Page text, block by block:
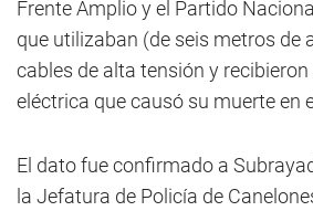
Frente Amplio y el Partido
que utilizaban (de seis metros de
cables de alta tensión y
eléctrica que causó su muerte en
El dato fue confirmado a
la Jefatura de Policía de